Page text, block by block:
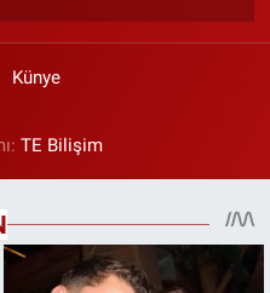
Künye
TE Bilişim